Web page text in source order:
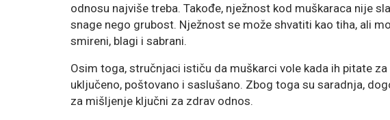
odnosu najviše treba. Takođe, nježnost kod muškaraca nije
snage nego grubost. Nježnost se može shvatiti kao tiha, ali
smireni, blagi i sabrani.
Osim toga, stručnjaci ističu da muškarci vole kada ih pitate
uključeno, poštovano i saslušano. Zbog toga su saradnja,
za mišljenje ključni za zdrav odnos.